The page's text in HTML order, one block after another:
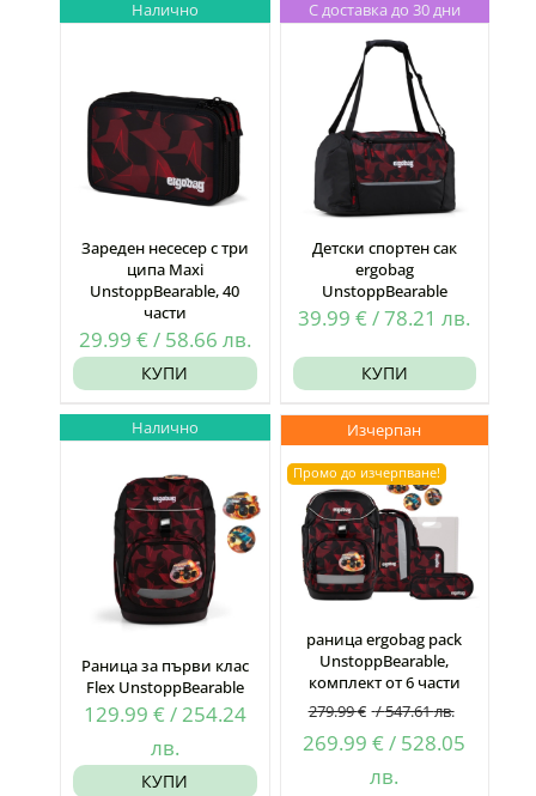
Налично
Зареден несесер с три
ципа Maxi
UnstoppBearable, 40
части
29.99 € / 58.66 лв.
КУПИ
С доставка до 30 дни
Детски спортен сак
ergobag
UnstoppBearable
39.99€ /78.21лв.
КУПИ
Налично
Раница за първи клас
Flex UnstoppBearable
129.99 € /254.24
лв.
КУПИ
Изчерпан
Промо до изчерпване!
раница ergobag pack
UnstoppBearable,
комплект от 6 части
279.99€ /547.61лв.
Original
269.99€ / 528.05
лв.